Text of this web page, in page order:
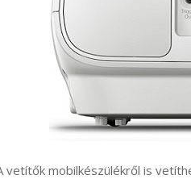
vetítők mobilkészülékről is